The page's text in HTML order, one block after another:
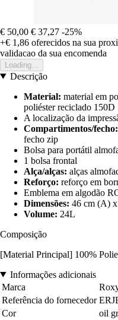
€ 50,00 € 37,27 -25%
+€ 1,86 oferecidos na sua
validacao da sua encomenda
Loading...
Descrição
Material: material em
poliéster reciclado 150D
A localização da
Compartimentos/fecho:
fecho zip
Bolsa para portátil
1 bolsa frontal
Alça/alças: alças
Reforço: reforço em
Emblema em algodão
Dimensões: 46 cm (A)
Volume: 24L
Composição
[Material Principal] 100%
Informações adicionais
Marca
Referência do fornecedor
Cor
oil